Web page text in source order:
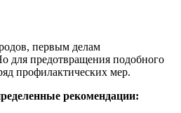
первым делам
для предотвращения подобного
профилактических мер.
рекомендации: